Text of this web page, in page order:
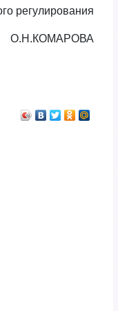
регулирования
О.Н.КОМАРОВА